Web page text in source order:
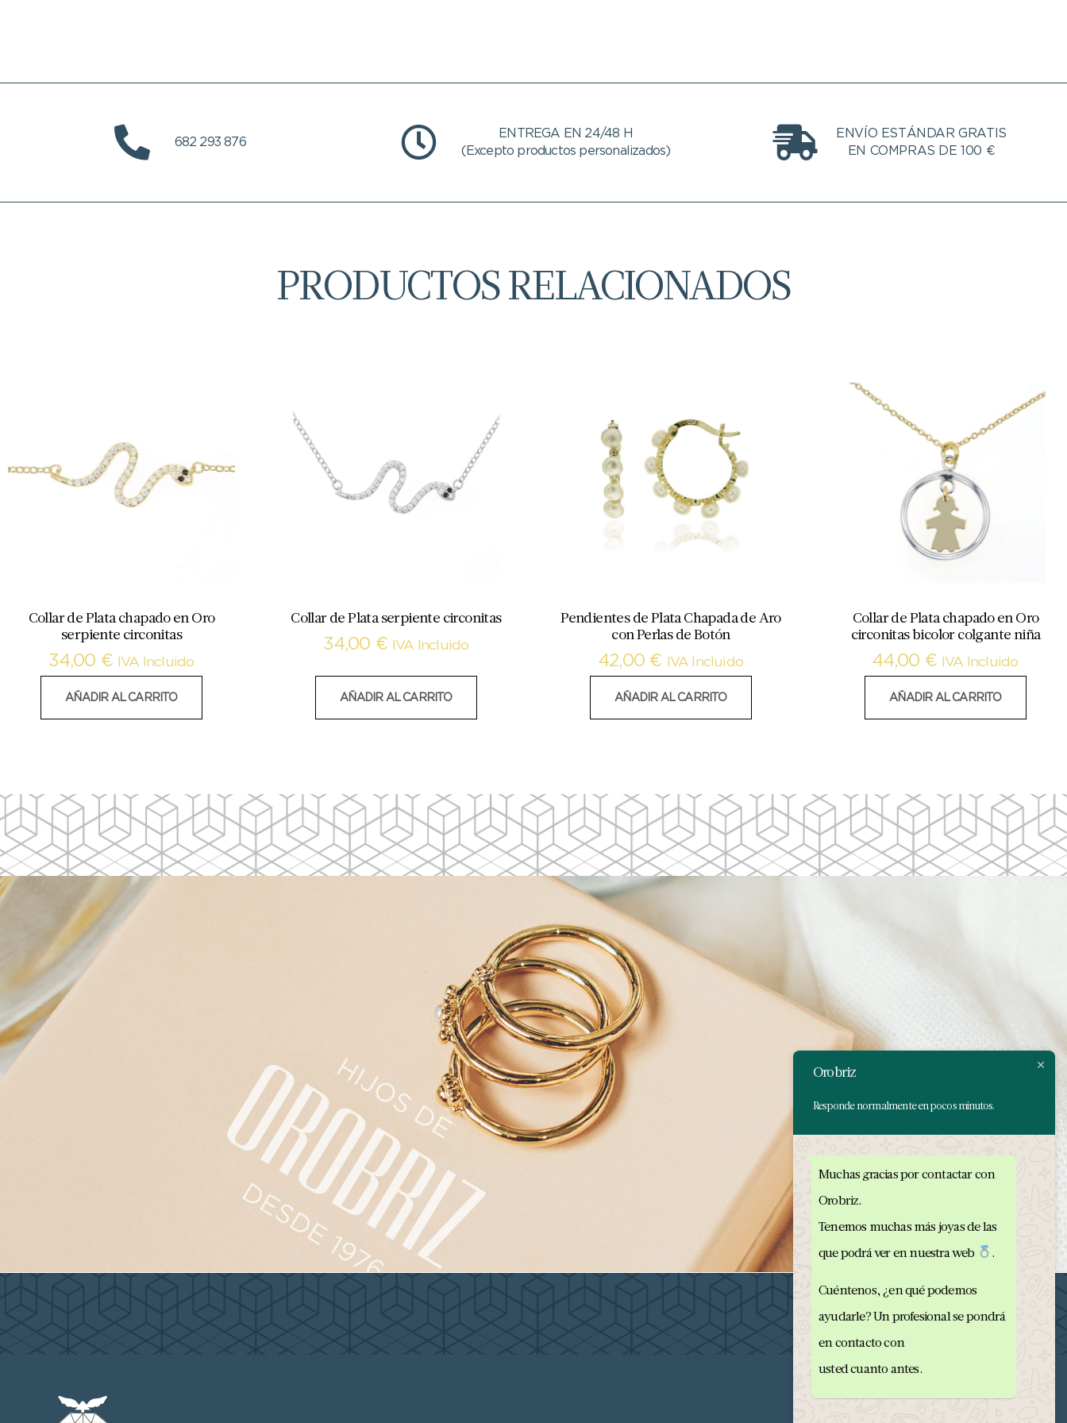
682 293 876
ENTREGA EN 24/48 H
(Excepto productos personalizados)
ENVÍO ESTÁNDAR GRATIS
EN COMPRAS DE 100 €
PRODUCTOS RELACIONADOS
Collar de Plata chapado en Oro
serpiente circonitas
34,00 € IVA Incluido
AÑADIR AL CARRITO
Collar de Plata serpiente circonitas
34,00 € IVA Incluido
AÑADIR AL CARRITO
Pendientes de Plata Chapada de Aro
con Perlas de Botón
42,00 € IVA Incluido
AÑADIR AL CARRITO
Collar de Plata chapado en Oro
circonitas bicolor colgante niña
44,00 € IVA Incluido
AÑADIR AL CARRITO
Orobriz
Responde normalmente en pocos minutos.
Muchas gracias por contactar con
Orobriz.
Tenemos muchas más joyas de las
que podrá ver en nuestra web
.
Cuéntenos, ¿en qué podemos
ayudarle? Un profesional se pondrá
en contacto con
usted cuanto antes.